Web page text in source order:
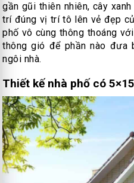
gần gũi thiên nhiên, cây
trí đúng vị trí tô lên vẻ đẹp
phố vô cùng thông thoáng
thông gió để phần nào đưa
ngôi nhà.
Thiết kế nhà phố có